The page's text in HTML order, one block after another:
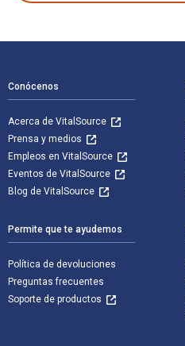
Conócenos
Acerca de VitalSource
Prensa y medios
Empleos en VitalSource
Eventos de VitalSource
Blog de VitalSource
Permite que te ayudemos
Política de devoluciones
Preguntas frecuentes
Soporte de productos